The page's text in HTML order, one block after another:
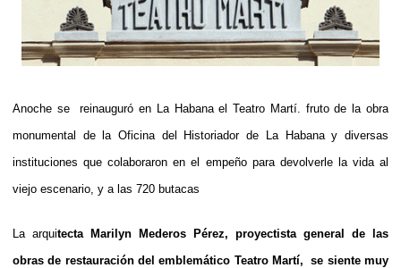
Anoche se reinauguró en La Habana el Teatro Martí. fruto de la obra
monumental de la Oficina del Historiador de La Habana y diversas
instituciones que colaboraron en el empeño para devolverle la vida al
viejo escenario, y a las 720 butacas
La arquitecta Marilyn Mederos Pérez, proyectista general de las
obras de restauración del emblemático Teatro Martí, se siente muy